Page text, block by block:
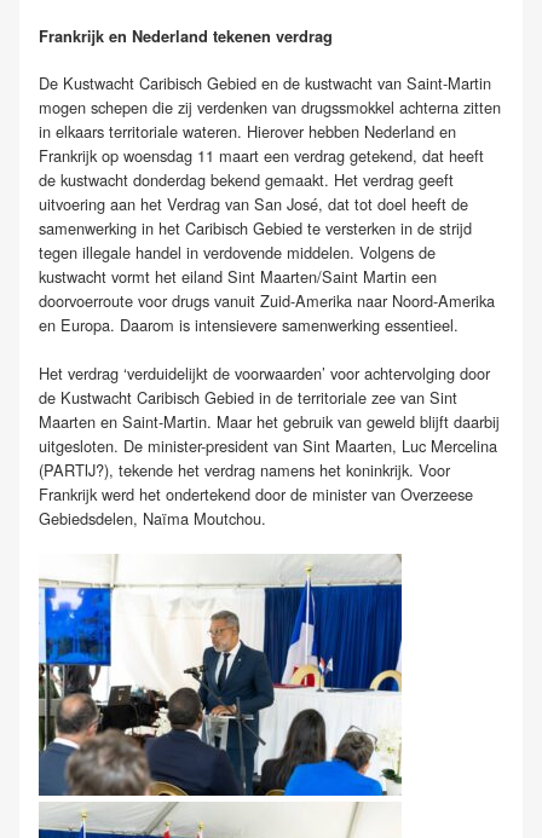
Frankrijk en Nederland tekenen verdrag
De Kustwacht Caribisch Gebied en de kustwacht van Saint-Martin
mogen schepen die zij verdenken van drugssmokkel achterna zitten
in elkaars territoriale wateren. Hierover hebben Nederland en
Frankrijk op woensdag 11 maart een verdrag getekend, dat heeft
de kustwacht donderdag bekend gemaakt. Het verdrag geeft
uitvoering aan het Verdrag van San José, dat tot doel heeft de
samenwerking in het Caribisch Gebied te versterken in de strijd
tegen illegale handel in verdovende middelen. Volgens de
kustwacht vormt het eiland Sint Maarten/Saint Martin een
doorvoerroute voor drugs vanuit Zuid-Amerika naar Noord-Amerika
en Europa. Daarom is intensievere samenwerking essentieel.
Het verdrag ‘verduidelijkt de voorwaarden’ voor achtervolging door
de Kustwacht Caribisch Gebied in de territoriale zee van Sint
Maarten en Saint-Martin. Maar het gebruik van geweld blijft daarbij
uitgesloten. De minister-president van Sint Maarten, Luc Mercelina
(PARTIJ?), tekende het verdrag namens het koninkrijk. Voor
Frankrijk werd het ondertekend door de minister van Overzeese
Gebiedsdelen, Naïma Moutchou.